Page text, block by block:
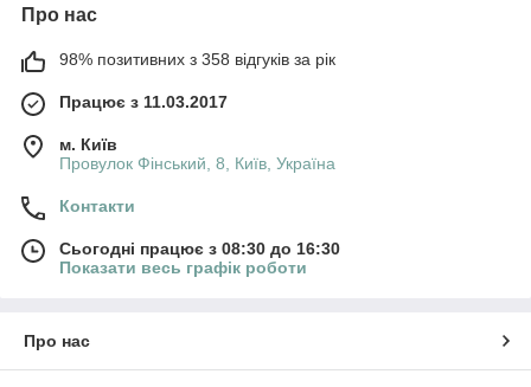
Про нас
98% позитивних з 358 відгуків за рік
Працює з 11.03.2017
м. Київ
Провулок Фінський, 8, Київ, Україна
Контакти
Сьогодні працює з 08:30 до 16:30
Показати весь графік роботи
Про нас